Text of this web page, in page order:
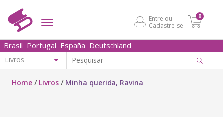
Entre ou
Cadastre-se
0
Brasil Portugal España Deutschland
Home / Livros / Minha querida, Ravina